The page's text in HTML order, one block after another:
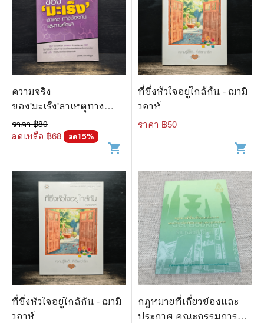
ความจริง
ของ'มะเร็ง'สาเหตุทาง
ป้องกันและการรักษา - ยุ
พาพิน ประเสริฐกุล
ราคา ฿80
ลดเหลือ ฿68 ลด15%
shopping_cart
ที่ซึ่งหัวใจอยู่ใกล้กัน - ฌามิ
วอาห์
ราคา ฿50
shopping_cart
ที่ซึ่งหัวใจอยู่ใกล้กัน - ฌามิ
วอาห์
กฎหมายที่เกี่ยวข้องและ
ประกาศ คณะกรรมการ